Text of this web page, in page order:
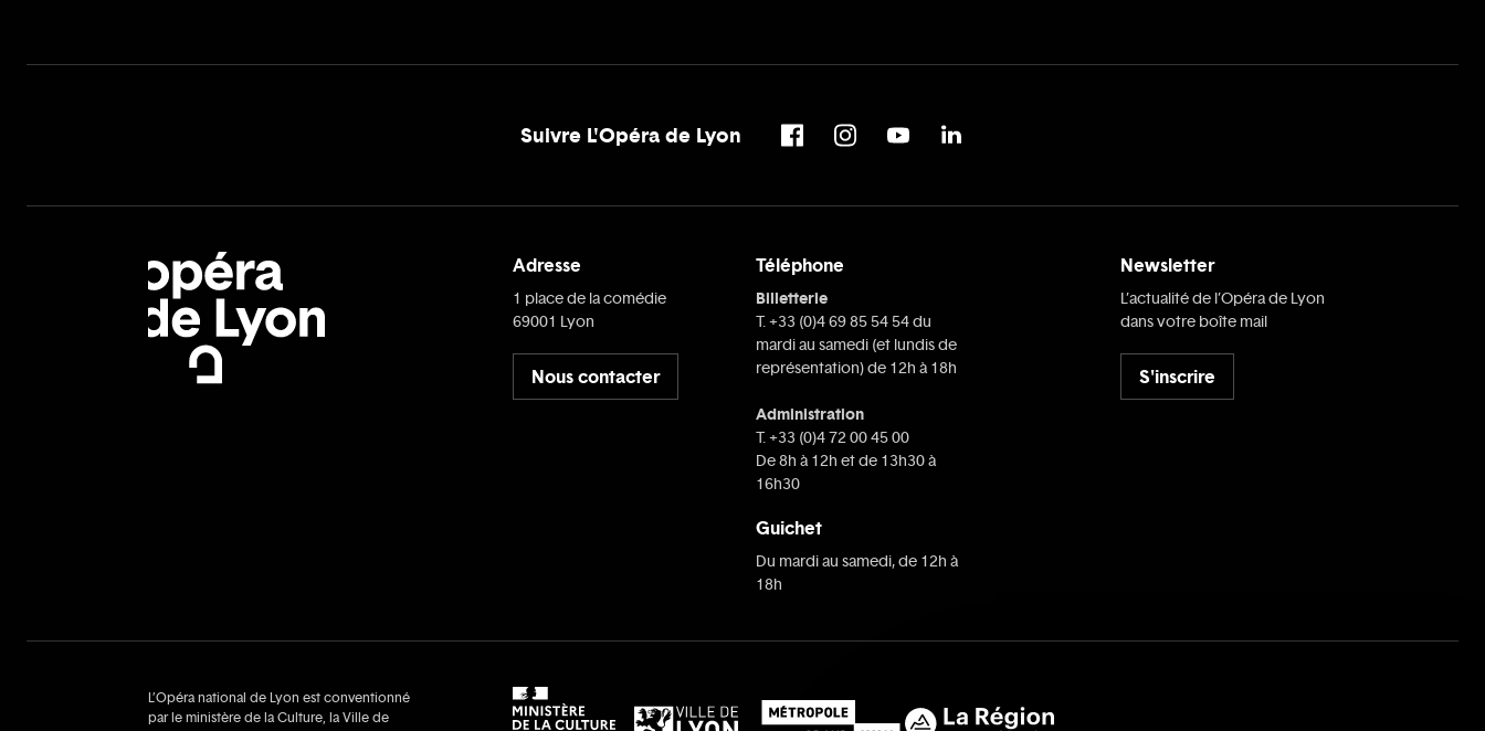
Suivre L'Opéra de Lyon
Adresse
1 place de la comédie
69001 Lyon
Nous contacter
Téléphone
Billetterie
T. +33 (0)4 69 85 54 54 du
mardi au samedi (et lundis de
représentation) de 12h à 18h
Administration
T. +33 (0)4 72 00 45 00
De 8h à 12h et de 13h30 à
16h30
Guichet
Du mardi au samedi, de 12h à
18h
Newsletter
L’actualité de l’Opéra de Lyon
dans votre boîte mail
S'inscrire
L’Opéra national de Lyon est conventionné
par le ministère de la Culture, la Ville de